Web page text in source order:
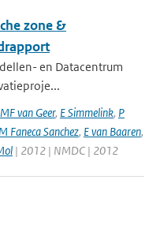
zone &
en Datacentrum
MF van Geer, E Simmelink, P
Faneca Sanchez, E van Baaren,
| 2012 | NMDC | 2012